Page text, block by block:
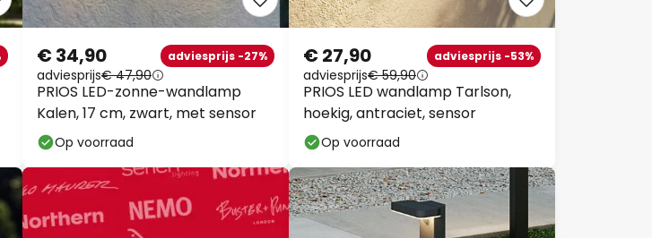
PRIOS LED-zonne-wandlamp
Kalen, 17 cm, zwart, met sensor
€ 34,90 adviesprijs -27%
adviesprijs€ 47,90
Op voorraad
PRIOS LED wandlamp Tarlson,
hoekig, antraciet, sensor
€ 27,90 adviesprijs -53%
adviesprijs€ 59,90
Op voorraad
10% kortingvanaf €99
13% korting
op bijna alles*
Nu besparen